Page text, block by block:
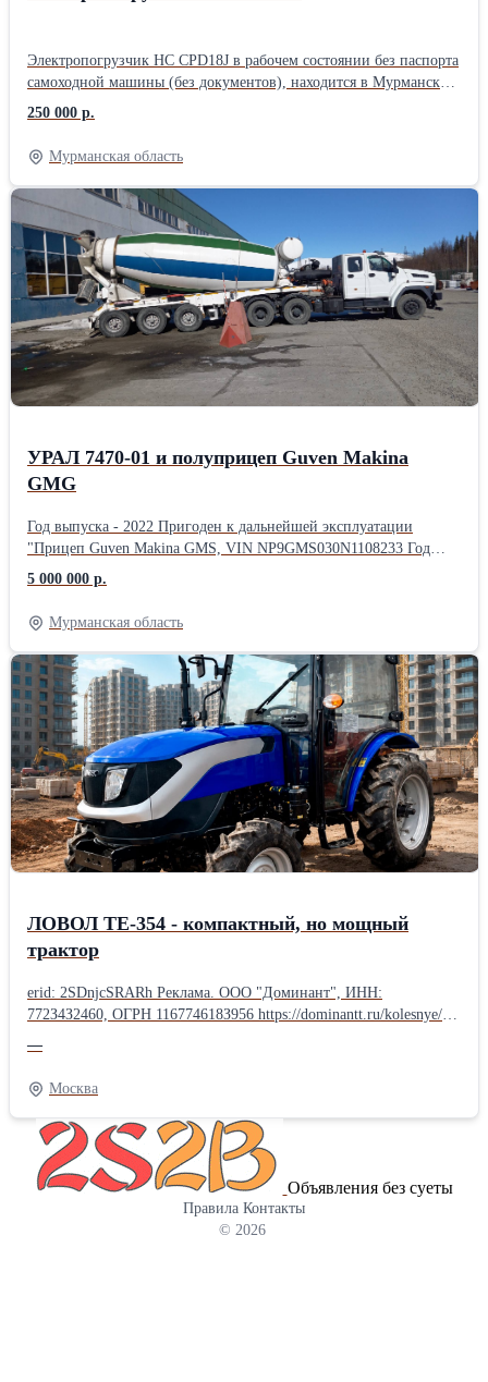
Электропогрузчик НC CPD18J в рабочем состоянии без паспорта
самоходной машины (без документов), находится в Мурманской
области г. Кировск. Электропогрузчик НC CPD18J в рабочем
состоянии без паспорта самоходной машины (без документов),
находится в Мурманской области г. Кировск.
250 000 р.
Мурманская область
УРАЛ 7470-01 и полуприцеп Guven Makina
GMG
Год выпуска - 2022 Пригоден к дальнейшей эксплуатации
"Прицеп Guven Makina GMS, VIN NP9GMS030N1108233 Год
выпуска - 2022 грузоподъемность - 30500 кг. Объем
смесительного барабана 16 м3. Требуется ремонт рамы,
электропроводки. "
5 000 000 р.
Мурманская область
ЛОВОЛ TE-354 - компактный, но мощный
трактор
erid: 2SDnjcSRARh Реклама. ООО "Доминант", ИНН:
772З4З2460, ОГРН 116774618З956 https://dominantt.ru/kolesnye/?
мощный трактор! Нужна надёжная и универсальная техника для
фермы, хозяйства или коммунальных работ? ЛОВОЛ TE-354 -
отличный выбор! Компактные размеры + полный привод 4×4
позволяют работать на небольших участках, в садах, теплицах и
на сложном грунте. Основные преимущества: ✔ Полный привод
4×4 ✔ Экономичный дизельный двигатель ✔ Гидроусилитель
руля ✔ Двухскоростной ВОМ (540/1000) ✔ Трёхточечная навеска
✔ Регулируемая колея Легко агрегатируется с плугом, фрезой,
косилкой, прицепом, фронтальным погрузчиком и другим
—
Москва
Объявления без суеты
Правила Контакты
© 2026